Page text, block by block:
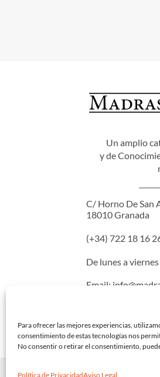
Para ofrecer las mejores experiencias,
consentimiento de estas tecnologías nos
No consentir o retirar el consentimiento,
Política de PrivacidadAviso Legal
Un amplio
y de
C/ Horno De San
18010 Granada
(+34) 722 18 16
De lunes a
Email:
Copyright 2026 ©